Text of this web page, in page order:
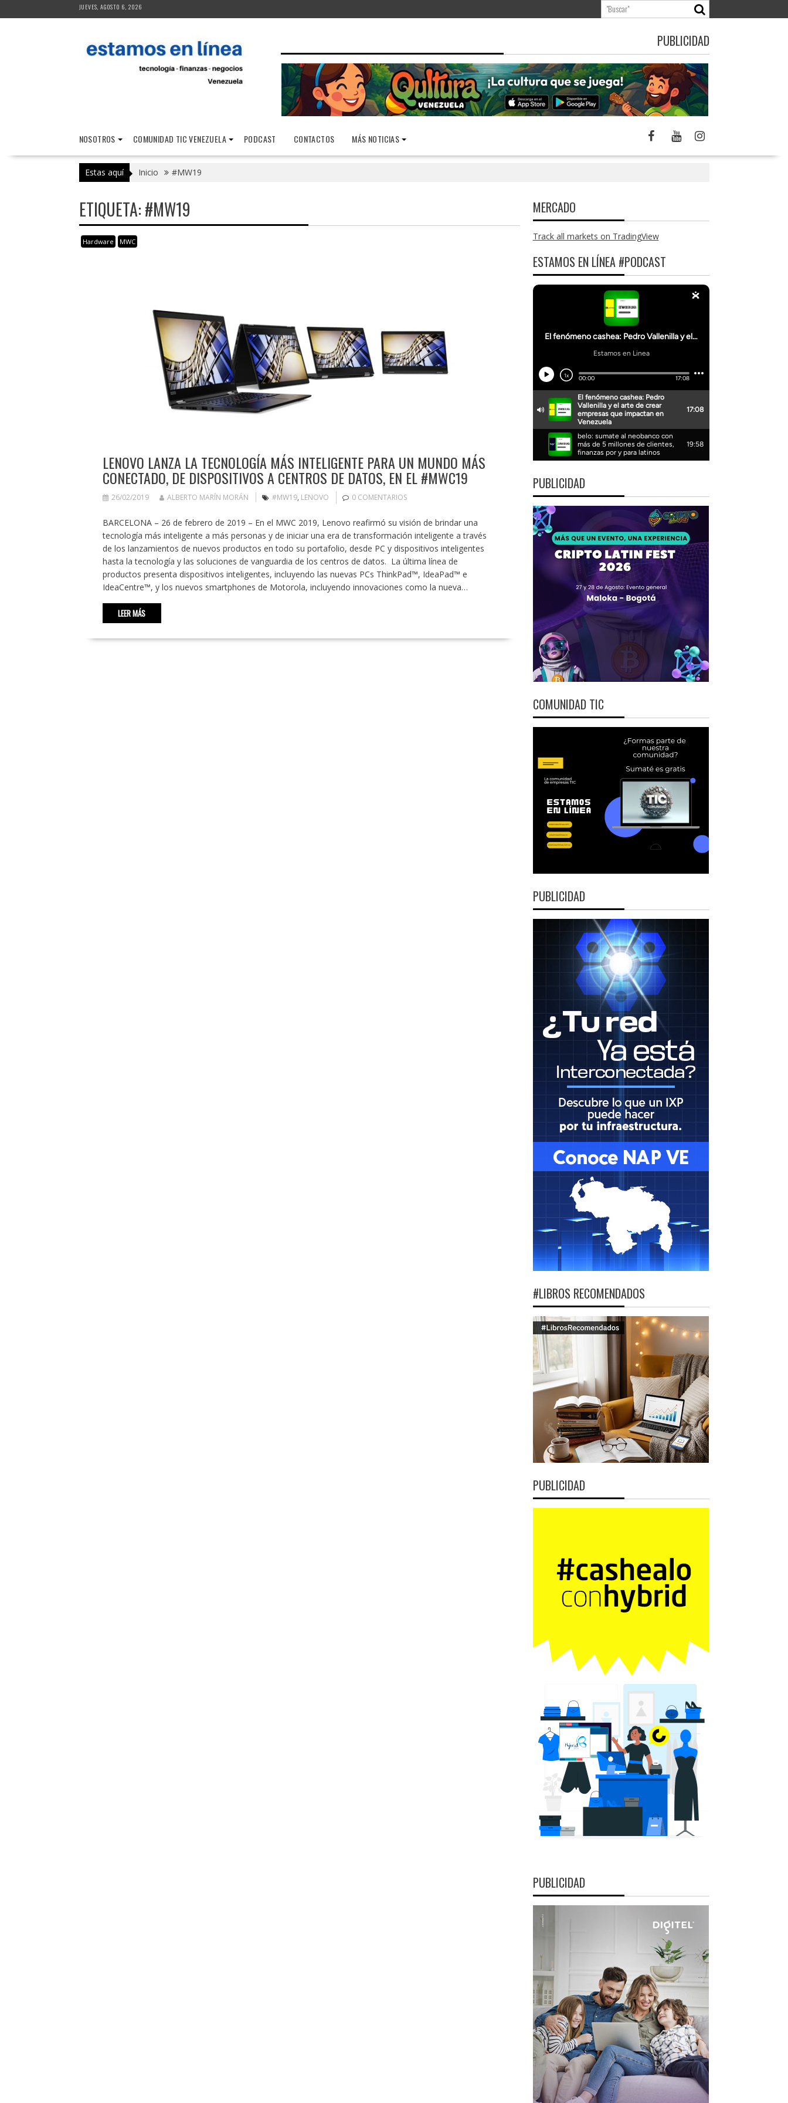
al
JUEVES, AGOSTO 6, 2026
PUBLICIDAD
NOSOTROS COMUNIDAD TIC VENEZUELA PODCAST CONTACTOS MÁS NOTICIAS
Estas aquí Inicio #MW19
ETIQUETA:#MW19
Hardware MWC
LENOVO LANZA LA TECNOLOGÍA MÁS INTELIGENTE PARA UN MUNDO MÁS
CONECTADO, DE DISPOSITIVOS A CENTROS DE DATOS, EN EL #MWC19
26/02/2019 ALBERTO MARÍN MORÁN #MW19, LENOVO 0 COMENTARIOS
BARCELONA – 26 de febrero de 2019 – En el MWC 2019, Lenovo reafirmó su visión de brindar una
tecnología más inteligente a más personas y de iniciar una era de transformación inteligente a través
de los lanzamientos de nuevos productos en todo su portafolio, desde PC y dispositivos inteligentes
hasta la tecnología y las soluciones de vanguardia de los centros de datos. La última línea de
productos presenta dispositivos inteligentes, incluyendo las nuevas PCs ThinkPad™, IdeaPad™ e
IdeaCentre™, y los nuevos smartphones de Motorola, incluyendo innovaciones como la nueva…
LEER MÁS
MERCADO
Track all markets on TradingView
ESTAMOS EN LÍNEA #PODCAST
PUBLICIDAD
COMUNIDAD TIC
PUBLICIDAD
#LIBROS RECOMENDADOS
PUBLICIDAD
PUBLICIDAD